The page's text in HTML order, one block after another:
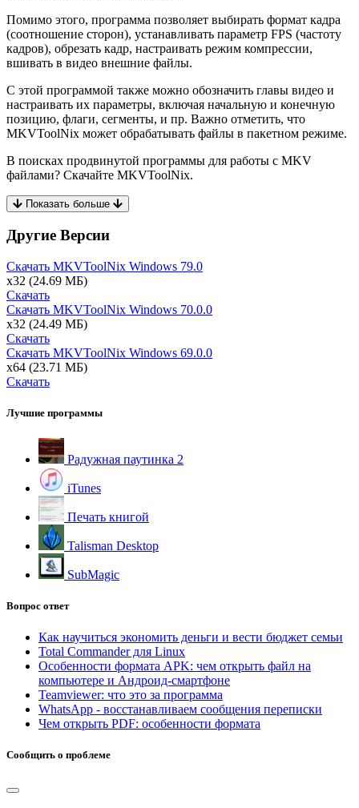
Помимо этого, программа позволяет выбирать формат кадра
(соотношение сторон), устанавливать параметр FPS (частоту
кадров), обрезать кадр, настраивать режим компрессии,
вшивать в видео внешние файлы.
С этой программой также можно обозначить главы видео и
настраивать их параметры, включая начальную и конечную
позицию, флаги, сегменты, и пр. Важно отметить, что
MKVToolNix может обрабатывать файлы в пакетном режиме.
В поисках продвинутой программы для работы с MKV
файлами? Скачайте MKVToolNix.
Показать больше
Другие Версии
Скачать MKVToolNix Windows 79.0
x32 (24.69 МБ)
Скачать
Скачать MKVToolNix Windows 70.0.0
x32 (24.49 МБ)
Скачать
Скачать MKVToolNix Windows 69.0.0
x64 (23.71 МБ)
Скачать
Лучшие программы
Радужная паутинка 2
iTunes
Печать книгой
Talisman Desktop
SubMagic
Вопрос ответ
Как научиться экономить деньги и вести бюджет семьи
Total Commander для Linux
Особенности формата APK: чем открыть файл на
компьютере и Андроид-смартфоне
Teamviewer: что это за программа
WhatsApp - восстанавливаем сообщения переписки
Чем открыть PDF: особенности формата
Сообщить о проблеме